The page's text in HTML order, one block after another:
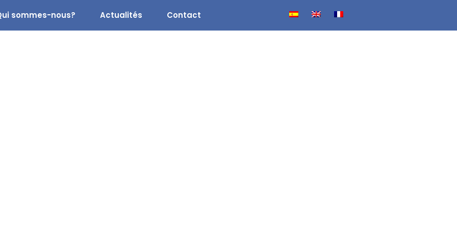
sommes-nous? Actualités Contact